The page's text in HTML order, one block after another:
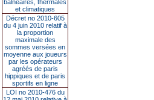
balnéaires, thermales
et climatiques
Décret no 2010-605
du 4 juin 2010 relatif à
la proportion
maximale des
sommes versées en
moyenne aux joueurs
par les opérateurs
agréés de paris
hippiques et de paris
sportifs en ligne
LOI no 2010-476 du